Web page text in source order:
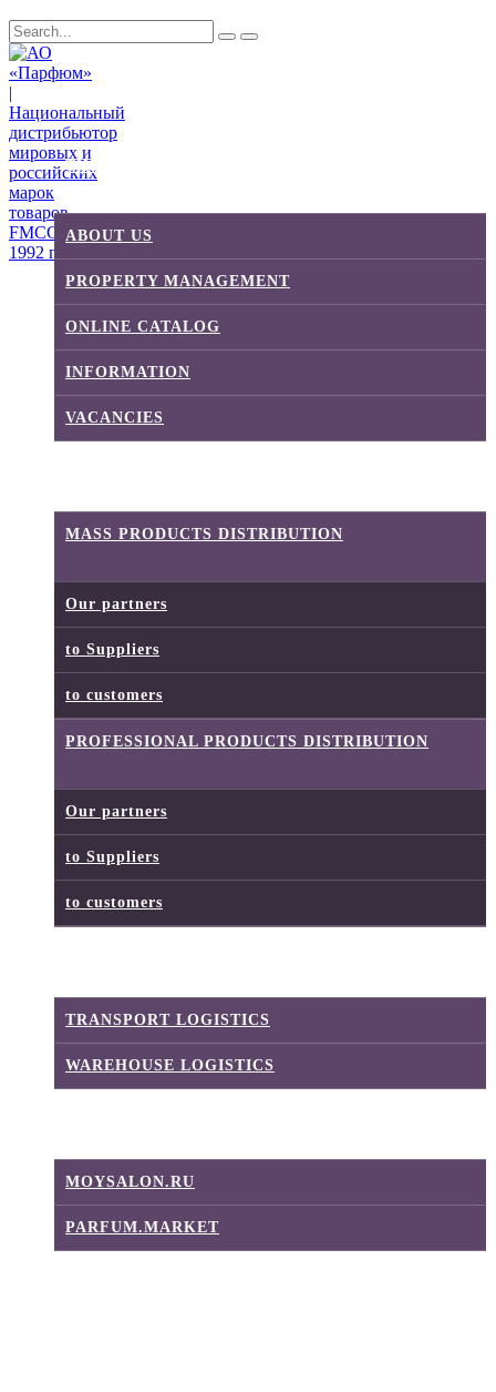
THE PARFUM GROUP
ABOUT US
PROPERTY MANAGEMENT
ONLINE CATALOG
INFORMATION
VACANCIES
MASS PRODUCTS DISTRIBUTION
Our partners
to Suppliers
to customers
PROFESSIONAL PRODUCTS DISTRIBUTION
Our partners
to Suppliers
to customers
TRANSPORT LOGISTICS
WAREHOUSE LOGISTICS
MOYSALON.RU
PARFUM.MARKET